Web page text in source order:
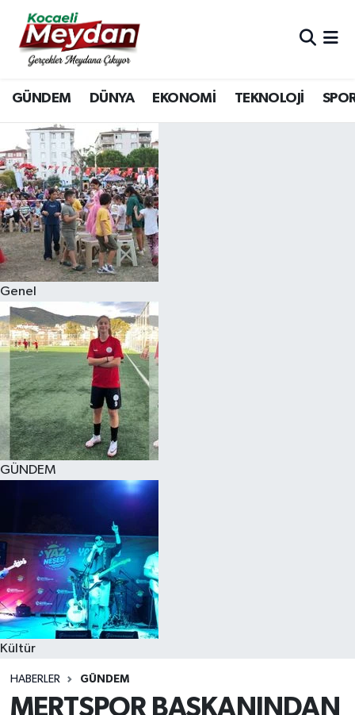
GÜNDEM DÜNYA EKONOMİ TEKNOLOJİ
Genel
GÜNDEM
Kültür
HABERLER GÜNDEM
MERTSPOR BAŞKANINDAN
Nöbetçi Eczaneler
Hava Durumu
Trafik Durumu
Süper Lig Puan Durumu ve Fikstür
Tüm Manşetler
Son Dakika Haberleri
Haber Arşivi